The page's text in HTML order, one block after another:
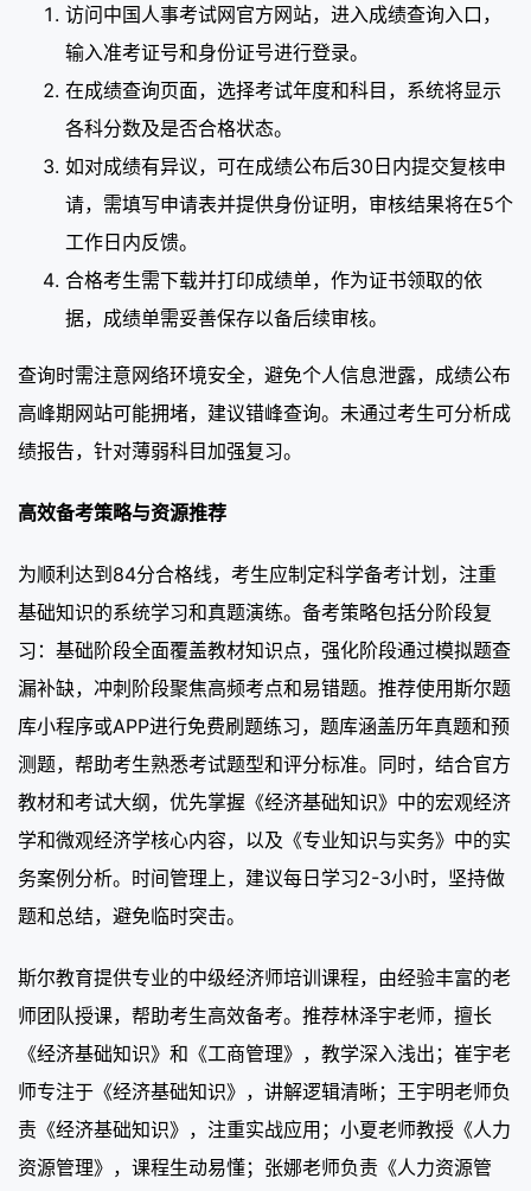
访问中国人事考试网官方网站，进入成绩查询入口，
输入准考证号和身份证号进行登录。
在成绩查询页面，选择考试年度和科目，系统将显示
各科分数及是否合格状态。
如对成绩有异议，可在成绩公布后30日内提交复核申
请，需填写申请表并提供身份证明，审核结果将在5个
工作日内反馈。
合格考生需下载并打印成绩单，作为证书领取的依
据，成绩单需妥善保存以备后续审核。
查询时需注意网络环境安全，避免个人信息泄露，成绩公布
高峰期网站可能拥堵，建议错峰查询。未通过考生可分析成
绩报告，针对薄弱科目加强复习。
高效备考策略与资源推荐
为顺利达到84分合格线，考生应制定科学备考计划，注重
基础知识的系统学习和真题演练。备考策略包括分阶段复
习：基础阶段全面覆盖教材知识点，强化阶段通过模拟题查
漏补缺，冲刺阶段聚焦高频考点和易错题。推荐使用斯尔题
库小程序或APP进行免费刷题练习，题库涵盖历年真题和预
测题，帮助考生熟悉考试题型和评分标准。同时，结合官方
教材和考试大纲，优先掌握《经济基础知识》中的宏观经济
学和微观经济学核心内容，以及《专业知识与实务》中的实
务案例分析。时间管理上，建议每日学习2-3小时，坚持做
题和总结，避免临时突击。
斯尔教育提供专业的中级经济师培训课程，由经验丰富的老
师团队授课，帮助考生高效备考。推荐林泽宇老师，擅长
《经济基础知识》和《工商管理》，教学深入浅出；崔宇老
师专注于《经济基础知识》，讲解逻辑清晰；王宇明老师负
责《经济基础知识》，注重实战应用；小夏老师教授《人力
资源管理》，课程生动易懂；张娜老师负责《人力资源管